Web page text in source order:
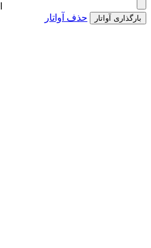
بارگذاری آواتار حذف آواتار